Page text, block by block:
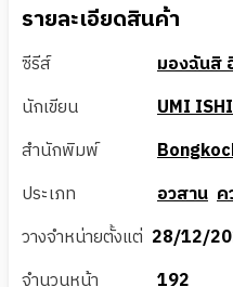
รายละเอียดสินค้า
ซีรีส์
มองฉันสิ
นักเขียน
UMI
สำนักพิมพ์
ประเภท
อวสาน ค
วางจำหน่ายตั้งแต่ 28/12/
จำนวนหน้า
192